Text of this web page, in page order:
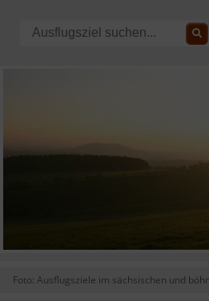
Foto: Ausflugsziele im sächsischen und